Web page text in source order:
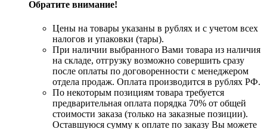
Обратите внимание!
Цены на товары указаны в рублях и с учетом всех
налогов и упаковки (тары).
При наличии выбранного Вами товара из наличия
на складе, отгрузку возможно совершить сразу
после оплаты по договоренности с менеджером
отдела продаж. Оплата производится в рублях РФ.
По некоторым позициям товара требуется
предварительная оплата порядка 70% от общей
стоимости заказа (только на заказные позиции).
Оставшуюся сумму к оплате по заказу Вы можете